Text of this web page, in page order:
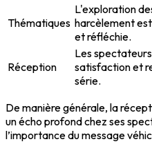
Thématiques
L'exploration
harcèlement
et réfléchie.
Réception
Les
satisfaction et
série.
De manière générale, la
un écho profond chez ses
l’importance du message